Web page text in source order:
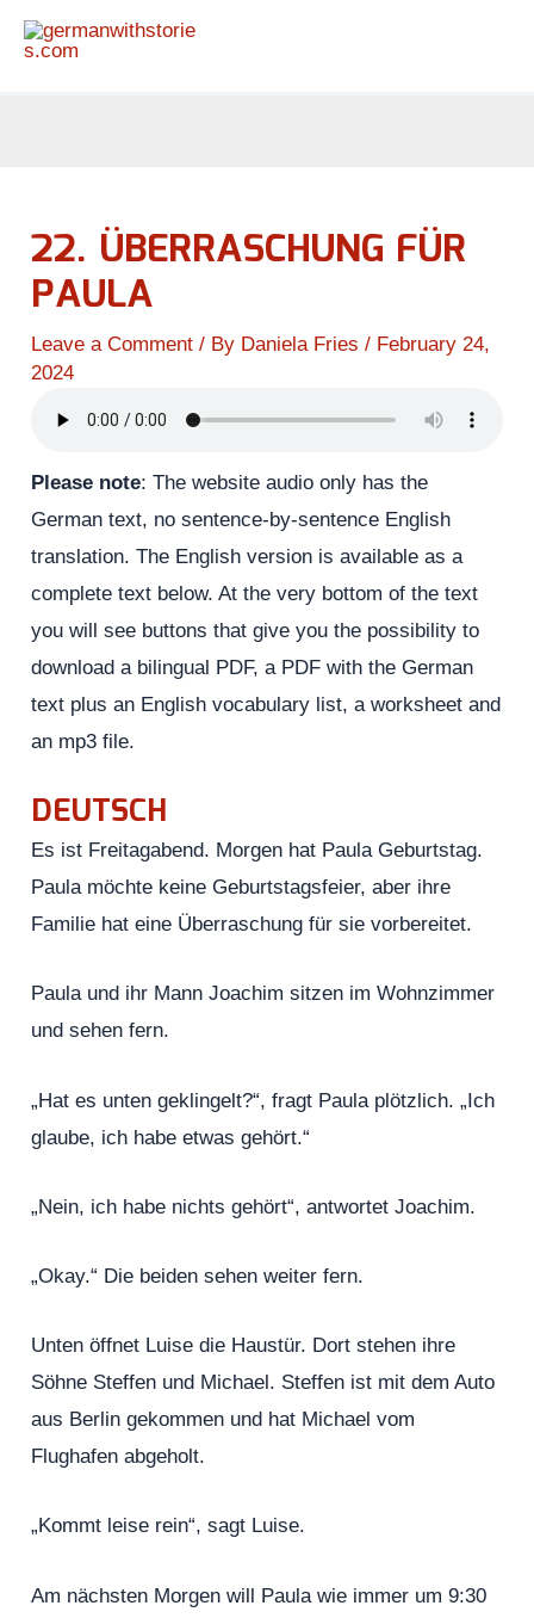
Skip
22. ÜBERRASCHUNG FÜR
PAULA
Leave a Comment / By Daniela Fries/ February 24,
2024
Please note: The website audio only has the
German text, no sentence-by-sentence English
translation. The English version is available as a
complete text below. At the very bottom of the text
you will see buttons that give you the possibility to
download a bilingual PDF, a PDF with the German
text plus an English vocabulary list, a worksheet and
an mp3 file.
DEUTSCH
Es ist Freitagabend. Morgen hat Paula Geburtstag.
Paula möchte keine Geburtstagsfeier, aber ihre
Familie hat eine Überraschung für sie vorbereitet.
Paula und ihr Mann Joachim sitzen im Wohnzimmer
und sehen fern.
„Hat es unten geklingelt?“, fragt Paula plötzlich. „Ich
glaube, ich habe etwas gehört.“
„Nein, ich habe nichts gehört“, antwortet Joachim.
„Okay.“ Die beiden sehen weiter fern.
Unten öffnet Luise die Haustür. Dort stehen ihre
Söhne Steffen und Michael. Steffen ist mit dem Auto
aus Berlin gekommen und hat Michael vom
Flughafen abgeholt.
„Kommt leise rein“, sagt Luise.
Am nächsten Morgen will Paula wie immer um 9:30